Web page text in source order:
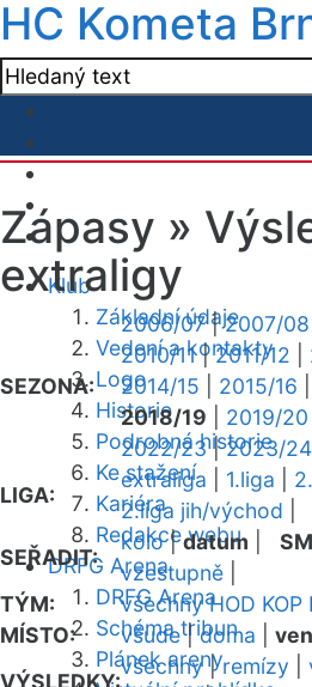
HC Kometa
Klub
Základní údaje
Vedení a kontakty
Logo
Historie
Podrobná historie
Ke stažení
Kariéra
Redakce webu
DRFG Arena
DRFG Arena
Schéma tribun
Plánek areny
Zápasy »
extraligy
SEZONA:
2006/07|2007/08
2010/11|2011/12
2014/15
2015/16
2018/19
2019/20
2022/23|2023/24
LIGA:
extraliga 1.liga
2.liga jih/východ
SEŘADIT:
kolo|datum
vzestupně
TÝM:
všechny HOD KOP
MÍSTO:
všude|doma
VÝSLEDKY:
všechny|remízy